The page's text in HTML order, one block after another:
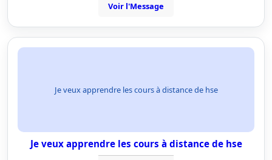
Voir l'Message
Je veux apprendre les cours à distance de hse
Je veux apprendre les cours à distance de hse